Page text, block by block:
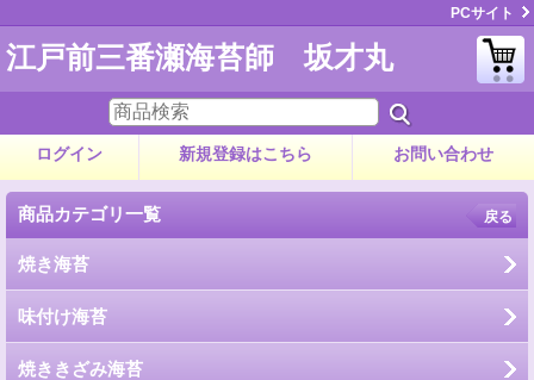
PCサイト
江戸前三番瀬海苔師 坂才丸
ログイン 新規登録はこちら お問い合わせ
商品カテゴリ一覧 戻る
焼き海苔
味付け海苔
焼ききざみ海苔